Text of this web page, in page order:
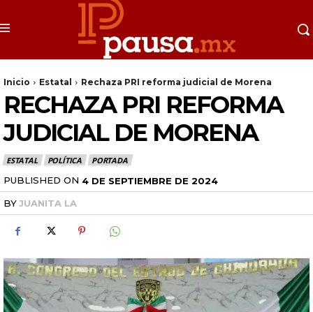
Inicio Estatal Rechaza PRI reforma judicial de Morena
RECHAZA PRI REFORMA
JUDICIAL DE MORENA
ESTATAL POLÍTICA PORTADA
PUBLISHED ON 4 DE SEPTIEMBRE DE 2024
BYJUANITA LA